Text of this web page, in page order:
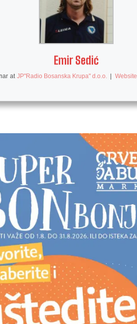
Emir Sedić
at JP"Radio Bosanska Krupa" d.o.o. | Website